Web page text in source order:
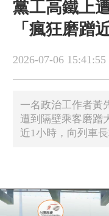
黨工高鐵上
「瘋狂磨蹭
2026-07-06 15:41:55
一名政治工作者黃
遭到隔壁乘客磨蹭
近1小時，向列車長